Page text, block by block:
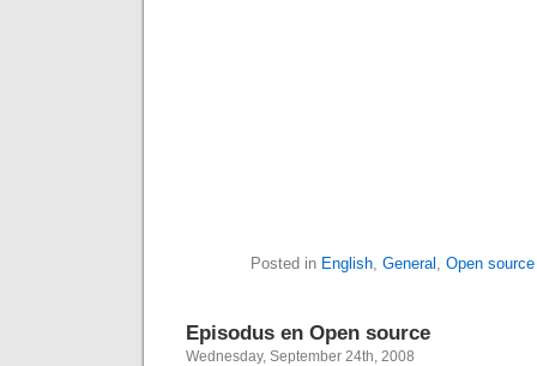
Posted in English, General , Open source
Episodus en Open source
Wednesday, September 24th, 2008